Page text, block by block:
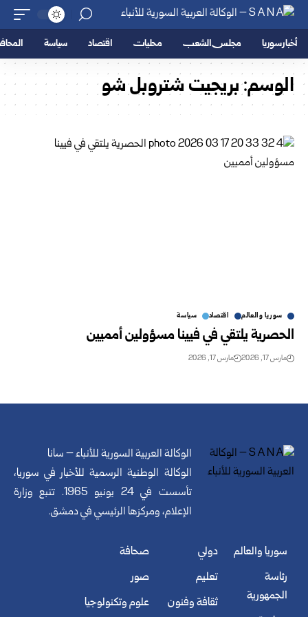
أخبار سوريا مجلس الشعب محليات اقتصاد سياسة
الوسم:بريجيت شتروبل شو
سوريا والعالم اقتصاد سياسة
الحصرية يلتقي في فيينا مسؤولين أمميين
مارس 17, 2026 مارس 17, 2026
الوكالة العربية السورية للأنباء – سانا
الوكالة الوطنية الرسمية للأخبار في سوريا،
تأسست في 24 يونيو 1965. تتبع وزارة
الإعلام، ومركزها الرئيسي في دمشق.
سوريا والعالم
رئاسة
الجمهورية
دولي
تعليم
ثقافة وفنون
صحافة
صور
علوم وتكنولوجيا